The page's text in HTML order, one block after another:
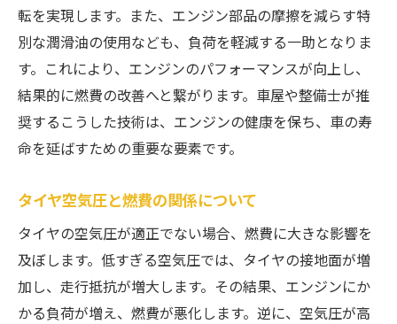
転を実現します。また、エンジン部品の摩擦を減らす特
別な潤滑油の使用なども、負荷を軽減する一助となりま
す。これにより、エンジンのパフォーマンスが向上し、
結果的に燃費の改善へと繋がります。車屋や整備士が推
奨するこうした技術は、エンジンの健康を保ち、車の寿
命を延ばすための重要な要素です。
タイヤ空気圧と燃費の関係について
タイヤの空気圧が適正でない場合、燃費に大きな影響を
及ぼします。低すぎる空気圧では、タイヤの接地面が増
加し、走行抵抗が増大します。その結果、エンジンにか
かる負荷が増え、燃費が悪化します。逆に、空気圧が高